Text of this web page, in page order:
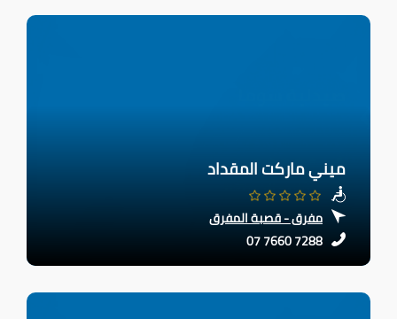
ميني ماركت المقداد
مفرق - قصبة المفرق
07 7660 7288